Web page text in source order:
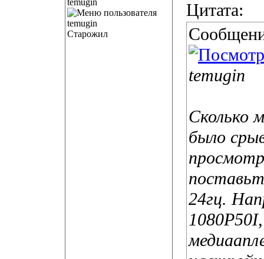
temugin
Старожил
Цитата:
temugin
Сколько
было
24гц.